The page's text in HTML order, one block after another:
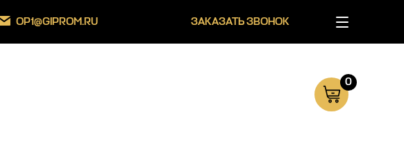
OP1@GIPROM.RU ЗАКАЗАТЬ ЗВОНОК
0